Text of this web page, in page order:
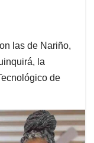
las de Nariño,
la
de